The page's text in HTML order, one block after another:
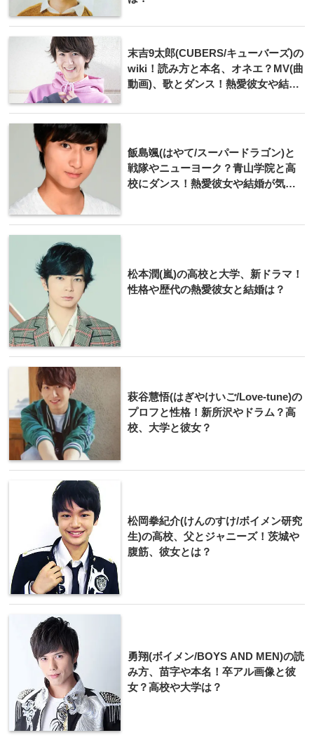
末吉9太郎(CUBERS/キューバーズ)の
wiki！読み方と本名、オネエ？MV(曲
動画)、歌とダンス！熱愛彼女や結婚
飯島颯(はやて/スーパードラゴン)と
戦隊やニューヨーク？青山学院と高
校にダンス！熱愛彼女や結婚が気に
松本潤(嵐)の高校と大学、新ドラマ！
性格や歴代の熱愛彼女と結婚は？
萩谷慧悟(はぎやけいご/Love-tune)の
プロフと性格！新所沢やドラム？高
校、大学と彼女？
松岡拳紀介(けんのすけ/ボイメン研究
生)の高校、父とジャニーズ！茨城や
腹筋、彼女とは？
勇翔(ボイメン/BOYS AND MEN)の読
み方、苗字や本名！卒アル画像と彼
女？高校や大学は？